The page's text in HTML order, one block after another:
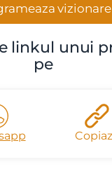
vizionare
linkul unui
pe